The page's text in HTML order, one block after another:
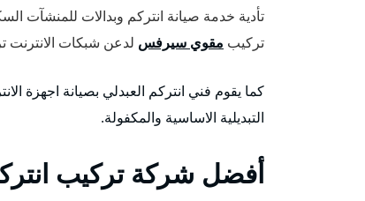
تأدية خدمة صيانة انتركم وبدالات للمنشآت
تركيب مقوي سيرفس لدعن شبكات الانترنت
كما يقوم فني انتركم العبدلي بصيانة اجهزة
التبديلية الاساسية والمكفولة.
أفضل شركة تركيب